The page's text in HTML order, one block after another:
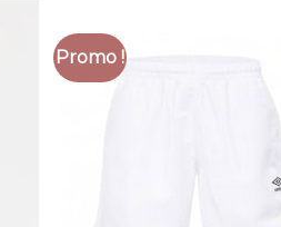
Promo !